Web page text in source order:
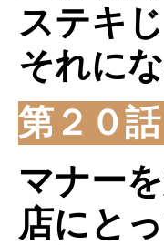
ステキ
それに
第２０
マナー
店にと